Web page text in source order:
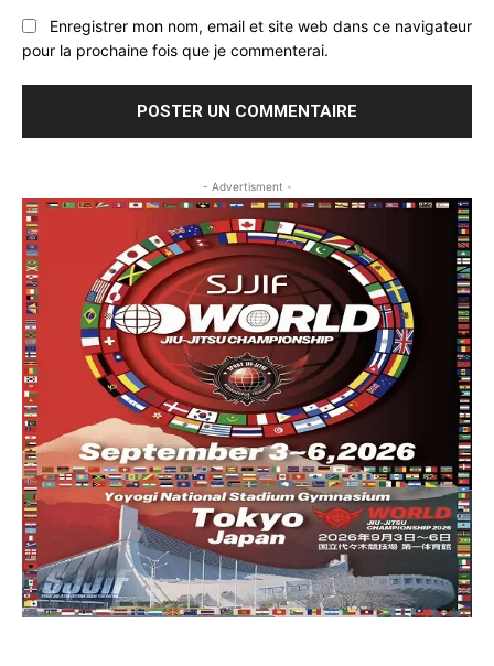
Enregistrer mon nom, email et site web dans ce navigateur
pour la prochaine fois que je commenterai.
- Advertisment -